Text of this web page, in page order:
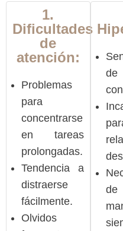
1.
Dificultades
de
atención:
Problemas
para
concentrarse
en tareas
prolongadas.
Tendencia a
distraerse
fácilmente.
Olvidos
de
de